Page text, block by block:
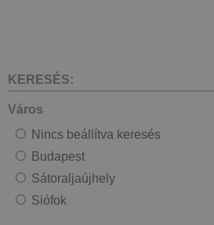
KERESÉS:
Város
Nincs beállítva keresés
Budapest
Sátoraljaújhely
Siófok